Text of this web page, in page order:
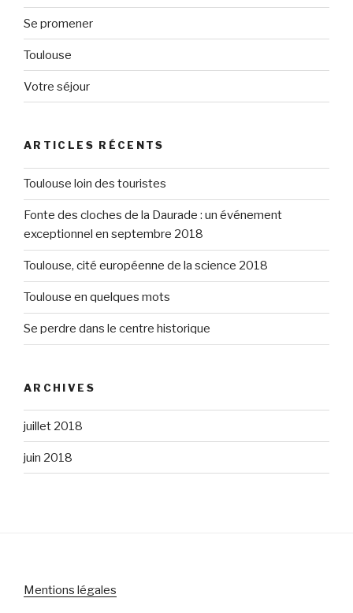
Se promener
Toulouse
Votre séjour
ARTICLES RÉCENTS
Toulouse loin des touristes
Fonte des cloches de la Daurade : un événement
exceptionnel en septembre 2018
Toulouse, cité européenne de la science 2018
Toulouse en quelques mots
Se perdre dans le centre historique
ARCHIVES
juillet 2018
juin 2018
Mentions légales